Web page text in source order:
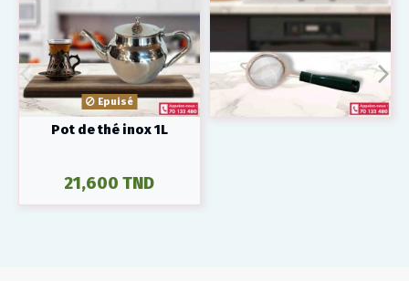
Epuisé
Pot de thé inox 1L
21,600 TND